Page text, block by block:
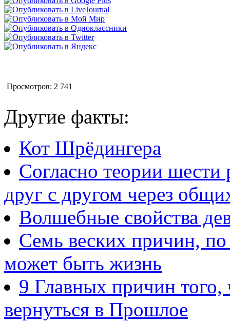
Просмотров: 2 741
Другие факты:
Кот Шрёдингера
Согласно теории
друг с другом через
Волшебные свойства
Семь веских причин,
может быть жизнь
9 Главных причин
вернуться в Прошлое